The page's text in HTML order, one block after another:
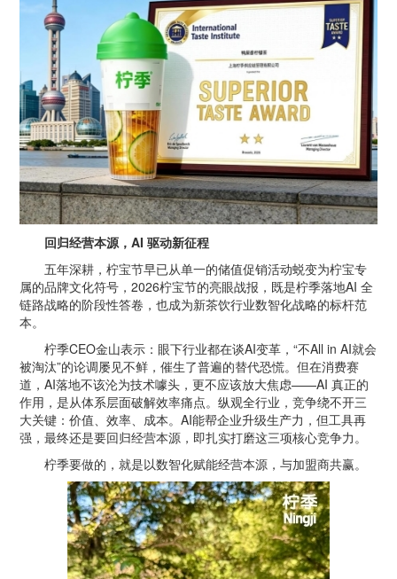
回归经营本源，AI驱动新征程
五年深耕，柠宝节早已从单一的储值促销活动蜕变为柠宝专
属的品牌文化符号，2026柠宝节的亮眼战报，既是柠季落地AI 全
链路战略的阶段性答卷，也成为新茶饮行业数智化战略的标杆范
本。
柠季CEO金山表示：眼下行业都在谈AI变革，“不All in AI就会
被淘汰”的论调屡见不鲜，催生了普遍的替代恐慌。但在消费赛
道，AI落地不该沦为技术噱头，更不应该放大焦虑——AI 真正的
作用，是从体系层面破解效率痛点。纵观全行业，竞争绕不开三
大关键：价值、效率、成本。AI能帮企业升级生产力，但工具再
强，最终还是要回归经营本源，即扎实打磨这三项核心竞争力。
柠季要做的，就是以数智化赋能经营本源，与加盟商共赢。